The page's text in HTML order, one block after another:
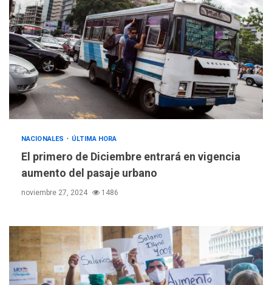
NACIONALES ÚLTIMA HORA
El primero de Diciembre entrará en vigencia
aumento del pasaje urbano
noviembre 27, 2024 1486